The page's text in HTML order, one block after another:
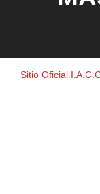
Sitio Oficial